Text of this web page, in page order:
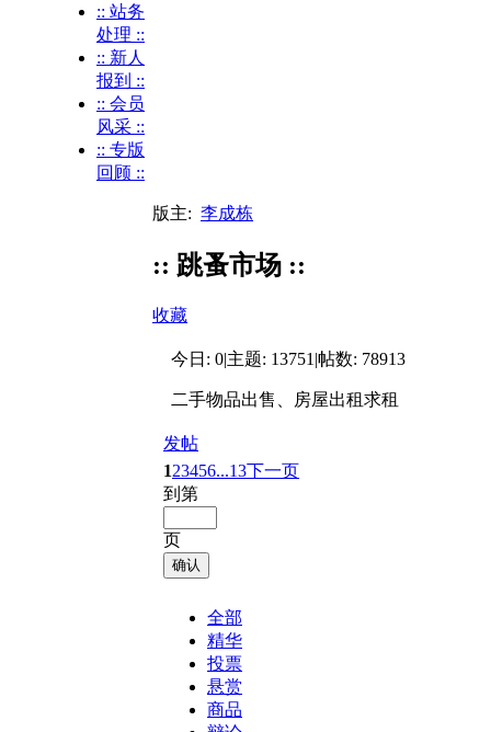
:: 站务
处理 ::
:: 新人
报到 ::
:: 会员
风采 ::
:: 专版
回顾 ::
版主: 李成栋
:: 跳蚤市场 ::
收藏
今日: 0|主题: 13751 |帖数: 78913
二手物品出售、房屋出租求租
发帖
123456...13下一页
到第
页
确认
全部
精华
投票
悬赏
商品